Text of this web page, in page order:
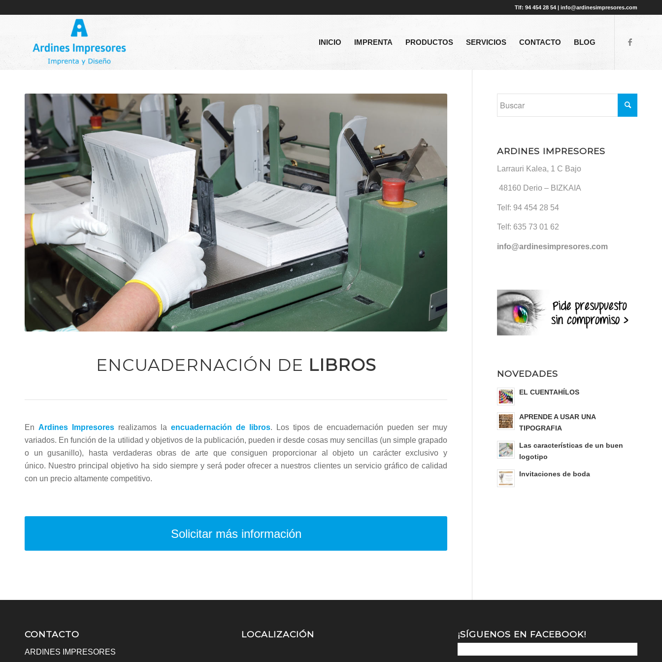
Tlf: 94 454 28 54 | info@ardinesimpresores.com
INICIO IMPRENTA PRODUCTOS SERVICIOS CONTACTO BLOG
ENCUADERNACIÓN DE LIBROS
EnArdines Impresores realizamos laencuadernación de libros. Los tipos de encuadernación pueden ser muy
variados. En función de la utilidad y objetivos de la publicación, pueden ir desde cosas muy sencillas (un simple grapado
o un gusanillo), hasta verdaderas obras de arte que consiguen proporcionar al objeto un carácter exclusivo y
único. Nuestro principal objetivo ha sido siempre y será poder ofrecer a nuestros clientes un servicio gráfico de calidad
con un precio altamente competitivo.
Solicitar más información
ARDINES IMPRESORES
Larrauri Kalea, 1 C Bajo
48160 Derio – BIZKAIA
Telf: 94 454 28 54
Telf: 635 73 01 62
info@ardinesimpresores.com
NOVEDADES
EL CUENTAHÍLOS
APRENDE A USAR UNA
TIPOGRAFIA
Las características de un buen
logotipo
Invitaciones de boda
CONTACTO
ARDINES IMPRESORES
LOCALIZACIÓN ¡SÍGUENOS EN FACEBOOK!